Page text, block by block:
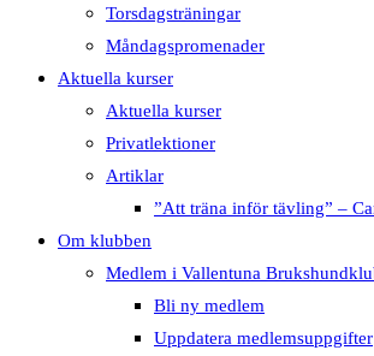
Torsdagsträningar
Måndagspromenader
Aktuella kurser
Aktuella kurser
Privatlektioner
Artiklar
”Att träna inför tävling” –
Om klubben
Medlem i Vallentuna
Bli ny medlem
Uppdatera medlemsuppgifter